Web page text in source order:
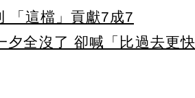
「這檔」貢獻7成7
夕全沒了 卻喊「比過去更快